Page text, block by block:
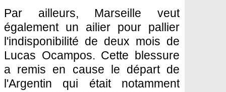
Par ailleurs, Marseille veut
également un ailier pour pallier
l'indisponibilité de deux mois de
Lucas Ocampos. Cette blessure
a remis en cause le départ de
l'Argentin qui était notamment